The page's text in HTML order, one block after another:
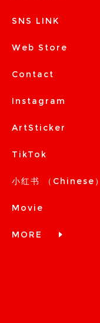
SNS LINK
Web Store
Contact
Instagram
ArtSticker
TikTok
小红书 （Chinese）
Movie
MORE